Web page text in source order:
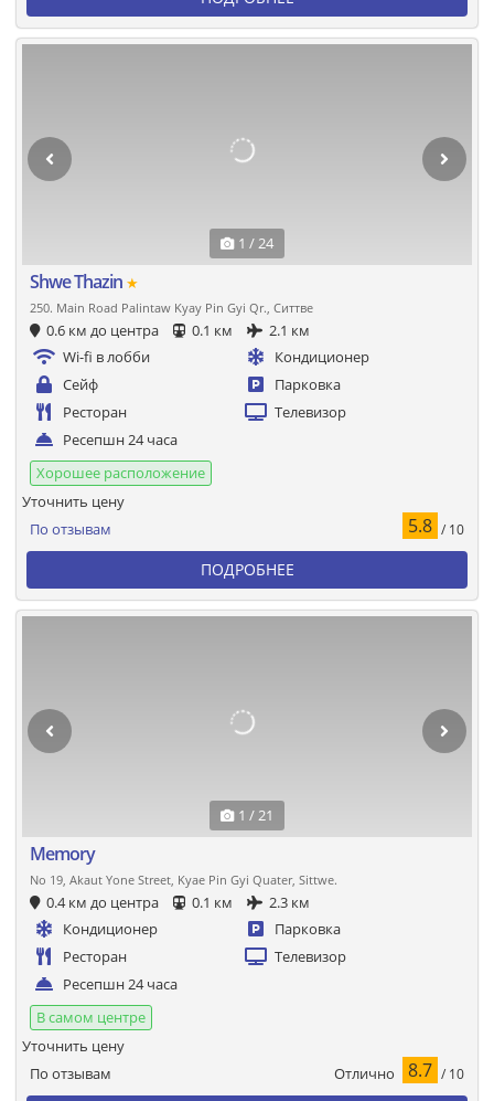
1 / 24
Shwe Thazin ★
250. Main Road Palintaw Kyay Pin Gyi Qr., Ситтве
0.6 км до центра 0.1 км
2.1 км
Wi-fi в лобби
Кондиционер
Сейф
Парковка
Ресторан
Телевизор
Ресепшн 24 часа
Хорошее расположение
По отзывам 5.8 / 10
Уточнить цену
ПОДРОБНЕЕ
1 / 21
Memory
No 19, Akaut Yone Street, Kyae Pin Gyi Quater, Sittwe.
0.4 км до центра 0.1 км
2.3 км
Кондиционер
Парковка
Ресторан
Телевизор
Ресепшн 24 часа
В самом центре
По отзывам Отлично 8.7 / 10
Уточнить цену